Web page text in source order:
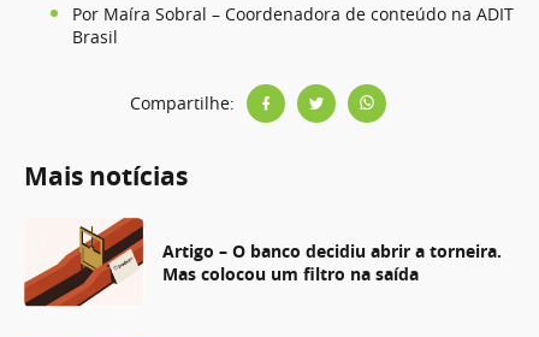
Por Maíra Sobral – Coordenadora de conteúdo na ADIT
Brasil
Compartilhe:
Mais notícias
Artigo – O banco decidiu abrir a torneira.
Mas colocou um filtro na saída